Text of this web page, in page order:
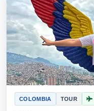
COLOMBIA TOUR